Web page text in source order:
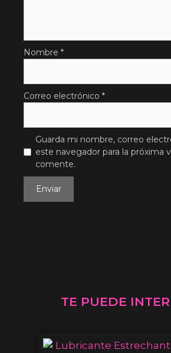
Nombre *
Correo electrónico *
Guarda mi nombre, correo
este navegador para la próxima
comente.
TE PUEDE